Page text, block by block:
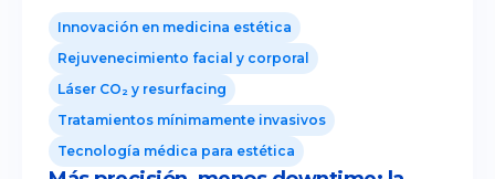
Innovación en medicina estética
Rejuvenecimiento facial y corporal
Láser CO₂ y resurfacing
Tratamientos mínimamente invasivos
Tecnología médica para estética